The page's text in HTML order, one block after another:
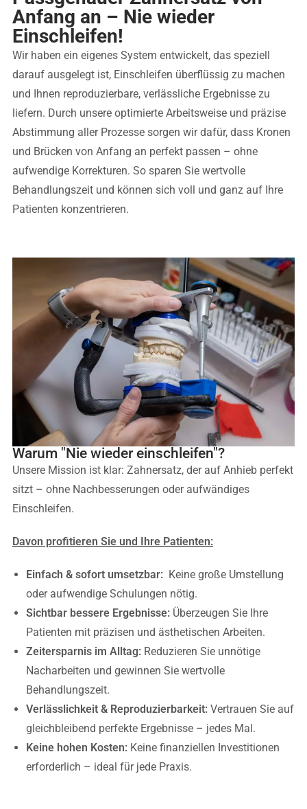
Anfang an – Nie wieder
Einschleifen!
Wir haben ein eigenes System entwickelt, das speziell
darauf ausgelegt ist, Einschleifen überflüssig zu machen
und Ihnen reproduzierbare, verlässliche Ergebnisse zu
liefern. Durch unsere optimierte Arbeitsweise und präzise
Abstimmung aller Prozesse sorgen wir dafür, dass Kronen
und Brücken von Anfang an perfekt passen – ohne
aufwendige Korrekturen. So sparen Sie wertvolle
Behandlungszeit und können sich voll und ganz auf Ihre
Patienten konzentrieren.
Warum "Nie wieder einschleifen"?
Unsere Mission ist klar: Zahnersatz, der auf Anhieb perfekt
sitzt – ohne Nachbesserungen oder aufwändiges
Einschleifen.
Davon profitieren Sie und Ihre Patienten:
Einfach & sofort umsetzbar:Keine große Umstellung
oder aufwendige Schulungen nötig.
Sichtbar bessere Ergebnisse:Überzeugen Sie Ihre
Patienten mit präzisen und ästhetischen Arbeiten.
Zeitersparnis im Alltag:Reduzieren Sie unnötige
Nacharbeiten und gewinnen Sie wertvolle
Behandlungszeit.
Verlässlichkeit & Reproduzierbarkeit:Vertrauen Sie auf
gleichbleibend perfekte Ergebnisse – jedes Mal.
Keine hohen Kosten:Keine finanziellen Investitionen
erforderlich – ideal für jede Praxis.